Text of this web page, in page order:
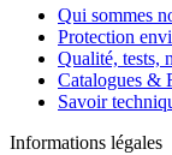
Qui sommes
Protection
Qualité, tests,
Catalogues &
Savoir
Informations légales